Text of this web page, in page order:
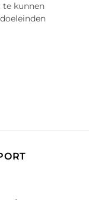
te kunnen